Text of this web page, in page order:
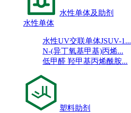
水性单体及助剂
水性单体
水性UV交联单体JSUV-1...
N-(异丁氧基甲基)丙烯...
低甲醛 羟甲基丙烯酰胺...
塑料助剂